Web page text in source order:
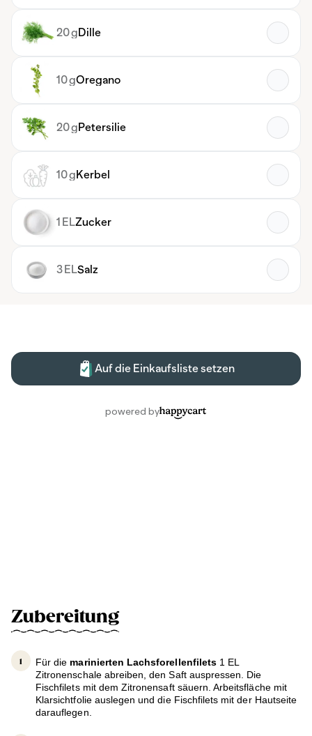
Zubereitung
Für die marinierten Lachsforellenfilets1 EL
Zitronenschale abreiben, den Saft auspressen. Die
Fischfilets mit dem Zitronensaft säuern. Arbeitsfläche mit
Klarsichtfolie auslegen und die Fischfilets mit der Hautseite
darauflegen.